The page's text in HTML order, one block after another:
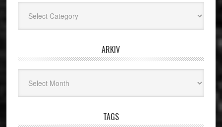
ARKIV
TAGS